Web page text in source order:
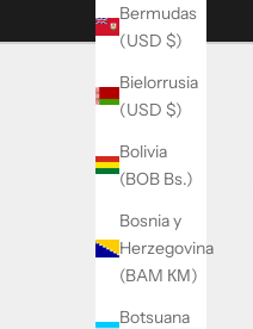
Bermudas
(USD $)
Bielorrusia
(USD $)
Bolivia
(BOB Bs.)
Bosnia y
Herzegovina
(BAM КМ)
Botsuana